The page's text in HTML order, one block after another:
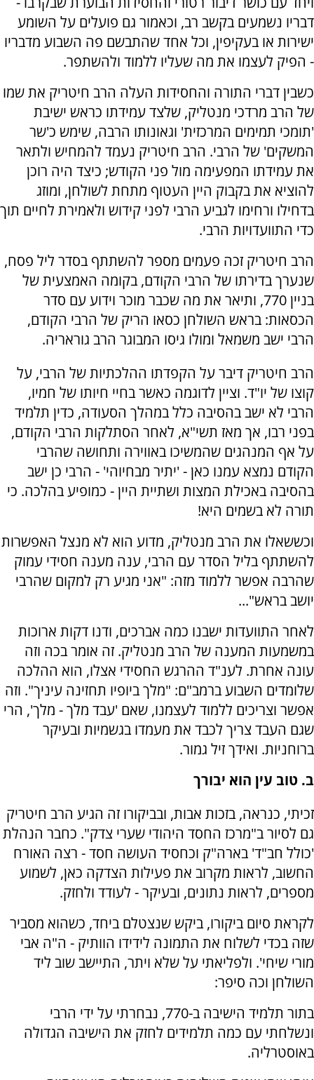
דבריו נשמעים בקשב רב, וכאמור גם פועלים על השומע
ישירות או בעקיפין, וכל אחד שהתבשם פה השבוע מדבריו
- הפיק לעצמו את מה שעליו ללמוד ולהשתפר.
כשבין דברי התורה והחסידות העלה הרב חיטריק את שמו
של הרב מרדכי מנטליק, שלצד עמידתו כראש ישיבת
'תומכי תמימים המרכזית' וגאונותו הרבה, שימש כ'שר
המשקים' של הרבי. הרב חיטריק נעמד להמחיש ולתאר
את עמידתו המפעימה מול פני הקודש; כיצד היה רוכן
להוציא את בקבוק היין העטוף מתחת לשולחן, ומוזג
בדחילו ורחימו לגביע הרבי לפני קידוש ולאמירת לחיים תוך
כדי התוועדויות הרבי.
הרב חיטריק זכה פעמים מספר להשתתף בסדר ליל פסח,
שנערך בדירתו של הרבי הקודם, בקומה האמצעית של
בניין 770, ותיאר את מה שכבר מוכר וידוע עם סדר
הכסאות: בראש השולחן כסאו הריק של הרבי הקודם,
הרבי ישב משמאל ומולו גיסו המבוגר הרב גוראריה.
הרב חיטריק דיבר על הקפדתו ההלכתיות של הרבי, על
קוצו של יו"ד. וציין לדוגמה כאשר בחיי חיותו של חמיו,
הרבי לא ישב בהסיבה כלל במהלך הסעודה, כדין תלמיד
בפני רבו, אך מאז תשי"א, לאחר הסתלקות הרבי הקודם,
על אף המנהגים שהמשיכו באווירה ותחושה שהרבי
הקודם נמצא עמנו כאן - 'יתיר מבחיוהי' - הרבי כן ישב
בהסיבה באכילת המצות ושתיית היין - כמופיע בהלכה. כי
תורה לא בשמים היא!
וכששאלו את הרב מנטליק, מדוע הוא לא מנצל האפשרות
להשתתף בליל הסדר עם הרבי, ענה מענה חסידי עמוק
שהרבה אפשר ללמוד מזה: "אני מגיע רק למקום שהרבי
יושב בראש"...
לאחר התוועדות ישבנו כמה אברכים, ודנו דקות ארוכות
במשמעות המענה של הרב מנטליק. זה אומר בכה וזה
עונה אחרת. לענ"ד ההרגש החסידי אצלו, הוא ההלכה
שלומדים השבוע ברמב"ם: "מלך ביופיו תחזינה עיניך". וזה
אפשר וצריכים ללמוד לעצמנו, שאם 'עבד מלך - מלך', הרי
שגם העבד צריך לכבד את מעמדו בגשמיות ובעיקר
ברוחניות. ואידך זיל גמור.
ב. טוב עין הוא יבורך
זכיתי, כנראה, בזכות אבות, ובביקורו זה הגיע הרב חיטריק
גם לסיור ב"מרכז החסד היהודי שערי צדק". כחבר הנהלת
'כולל חב"ד' בארה"ק וכחסיד העושה חסד - רצה האורח
החשוב, לראות מקרוב את פעילות הצדקה כאן, לשמוע
מספרים, לראות נתונים, ובעיקר - לעודד ולחזק.
לקראת סיום ביקורו, ביקש שנצטלם ביחד, כשהוא מסביר
שזה בכדי לשלוח את התמונה לידידו הוותיק - ה"ה אבי
מורי שיחי'. ולפליאתי על שלא ויתר, התיישב שוב ליד
השולחן וכה סיפר:
בתור תלמיד הישיבה ב-770, נבחרתי על ידי הרבי
ונשלחתי עם כמה תלמידים לחזק את הישיבה הגדולה
באוסטרליה.